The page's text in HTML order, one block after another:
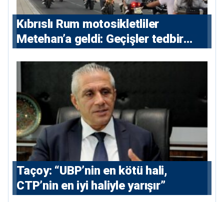
Kıbrıslı Rum motosikletliler
Metehan’a geldi: Geçişler tedbir
Taçoy: “UBP’nin en kötü hali,
CTP’nin en iyi haliyle yarışır”